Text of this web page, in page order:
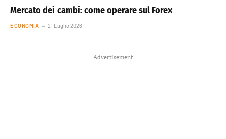
Mercato dei cambi: come operare sul Forex
ECONOMIA 21 Luglio 2026
Advertisement